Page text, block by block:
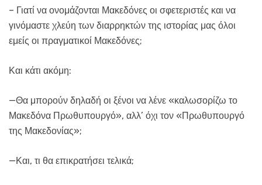
– Γιατί να ονομάζονται Μακεδόνες οι σφετεριστές και να
γινόμαστε χλεύη των διαρρηκτών της ιστορίας μας όλοι
εμείς οι πραγματικοί Μακεδόνες;
Και κάτι ακόμη:
—Θα μπορούν δηλαδή οι ξένοι να λένε «καλωσορίζω το
Μακεδόνα Πρωθυπουργό», αλλ’ όχι τον «Πρωθυπουργό
της Μακεδονίας»;
—Και, τι θα επικρατήσει τελικά;